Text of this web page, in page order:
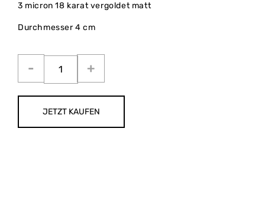
3 micron 18 karat vergoldet matt
Durchmesser 4 cm
JETZT KAUFEN